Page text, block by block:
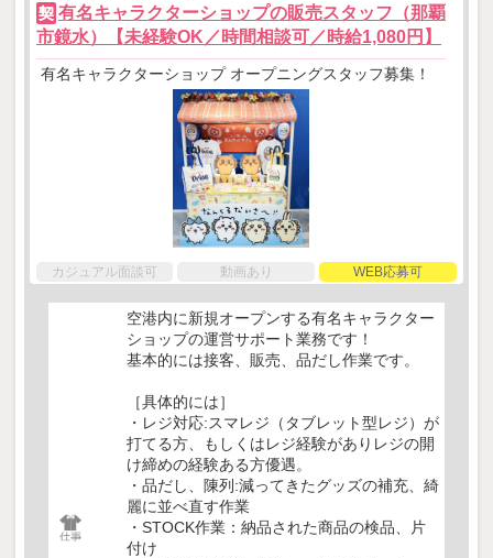
契 有名キャラクターショップの販売スタッフ（那覇
市鏡水）【未経験OK／時間相談可／時給1,080円】
有名キャラクターショップ オープニングスタッフ募集！
カジュアル面談可 動画あり WEB応募可
空港内に新規オープンする有名キャラクター
ショップの運営サポート業務です！
基本的には接客、販売、品だし作業です。
［具体的には］
・レジ対応:スマレジ（タブレット型レジ）が
打てる方、もしくはレジ経験がありレジの開
け締めの経験ある方優遇。
・品だし、陳列:減ってきたグッズの補充、綺
麗に並べ直す作業
・STOCK作業：納品された商品の検品、片
付け